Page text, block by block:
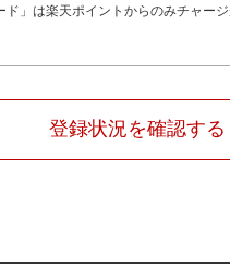
」は楽天ポイントからのみチャージ
登録状況を確認する